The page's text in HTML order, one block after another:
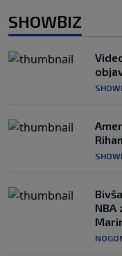
SHOWBIZ
NBA